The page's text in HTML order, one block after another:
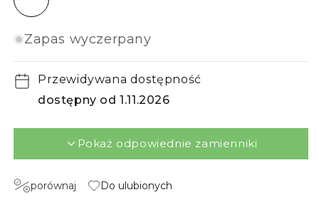
Zapas wyczerpany
Przewidywana dostępność
dostępny od 1.11.2026
Pokaż odpowiednie zamienniki
porównaj Do ulubionych